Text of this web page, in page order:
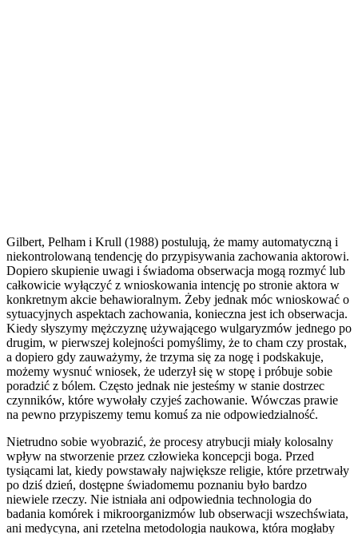
Gilbert, Pelham i Krull (1988) postulują, że mamy automatyczną i
niekontrolowaną tendencję do przypisywania zachowania aktorowi.
Dopiero skupienie uwagi i świadoma obserwacja mogą rozmyć lub
całkowicie wyłączyć z wnioskowania intencję po stronie aktora w
konkretnym akcie behawioralnym. Żeby jednak móc wnioskować o
sytuacyjnych aspektach zachowania, konieczna jest ich obserwacja.
Kiedy słyszymy mężczyznę używającego wulgaryzmów jednego po
drugim, w pierwszej kolejności pomyślimy, że to cham czy prostak,
a dopiero gdy zauważymy, że trzyma się za nogę i podskakuje,
możemy wysnuć wniosek, że uderzył się w stopę i próbuje sobie
poradzić z bólem. Często jednak nie jesteśmy w stanie dostrzec
czynników, które wywołały czyjeś zachowanie. Wówczas prawie
na pewno przypiszemy temu komuś za nie odpowiedzialność.
Nietrudno sobie wyobrazić, że procesy atrybucji miały kolosalny
wpływ na stworzenie przez człowieka koncepcji boga. Przed
tysiącami lat, kiedy powstawały największe religie, które przetrwały
po dziś dzień, dostępne świadomemu poznaniu było bardzo
niewiele rzeczy. Nie istniała ani odpowiednia technologia do
badania komórek i mikroorganizmów lub obserwacji wszechświata,
ani medycyna, ani rzetelna metodologia naukowa, która mogłaby